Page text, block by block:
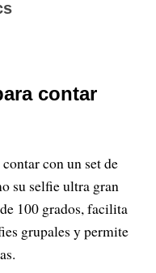
contar
con un set de
su selfie ultra gran
100 grados, facilita
grupales y permite